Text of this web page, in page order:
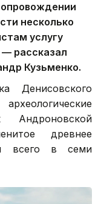
несколько
услугу
рассказал
Кузьменко.
Денисовского
Андроновской
древнее
всего в семи